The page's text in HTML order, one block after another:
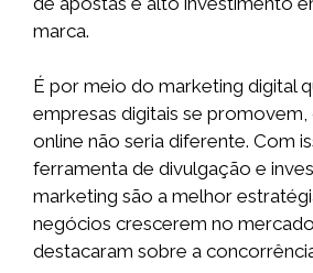
marca.
É por meio do marketing digital
empresas digitais se promovem,
online não seria diferente. Com
ferramenta de divulgação e
marketing são a melhor
negócios crescerem no
destacaram sobre a